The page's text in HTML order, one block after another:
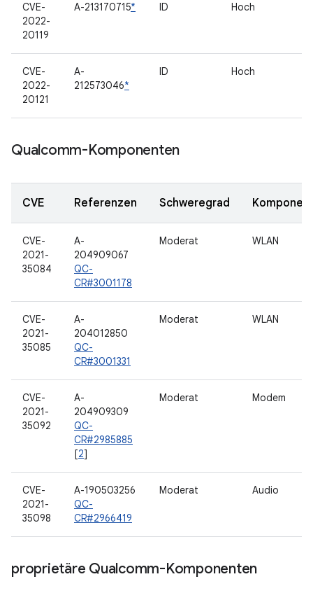
CVE-
2022-
20119
A-213170715* ID Hoch
CVE-
2022-
20121
A-
212573046*
ID Hoch
Qualcomm-Komponenten
CVE Referenzen Schweregrad
CVE-
2021-
35084
A-
204909067
QC-
CR#3001178
Moderat WLAN
CVE-
2021-
35085
A-
204012850
QC-
CR#3001331
Moderat WLAN
CVE-
2021-
35092
A-
204909309
QC-
CR#2985885
[2]
Moderat Modem
CVE-
2021-
35098
A-190503256
QC-
CR#2966419
Moderat Audio
proprietäre Qualcomm-Komponenten